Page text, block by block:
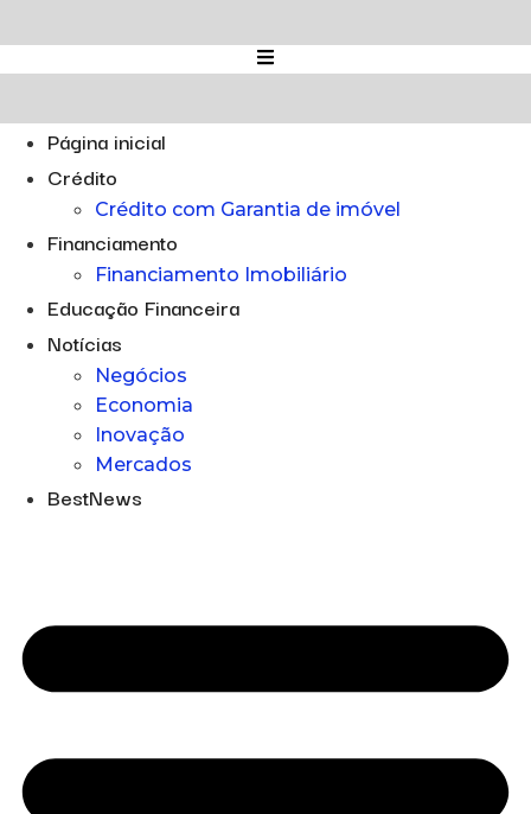
para
o
Página inicial
Crédito
Crédito com Garantia de imóvel
Financiamento
Financiamento Imobiliário
Educação Financeira
Notícias
Negócios
Economia
Inovação
Mercados
BestNews